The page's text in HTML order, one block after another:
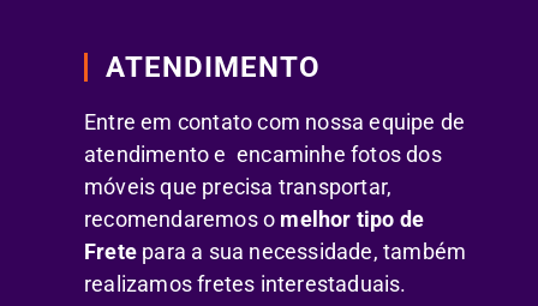
ATENDIMENTO
Entre em contato com nossa equipe de
atendimento e encaminhe fotos dos
móveis que precisa transportar,
recomendaremos o melhor tipo de
Frete para a sua necessidade, também
realizamos fretes interestaduais.